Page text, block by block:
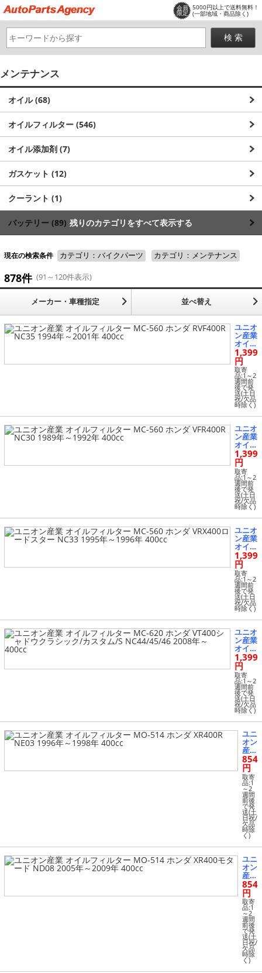
会員
限定
5000円以上で送料無料！
(一部地域・商品除く)
メンテナンス
オイル (68)
オイルフィルター (546)
オイル添加剤 (7)
ガスケット (12)
クーラント (1)
バッテリー (89)
その他 (142)
残りのカテゴリをすべて表示する
現在の検索条件 カテゴリ：バイクパーツ カテゴリ：メンテナンス
878件 (91～120件表示)
メーカー・車種指定 並べ替え
ユニオ
ン産業
オイル
フィル
ター
MC-56
0 ホン
ダ RVF
400R
NC35
1994
年～20
01年 4
00cc
1,399
円
取寄
品:1～2
週間前
後で発
送(土日
祝/欠品
時除く)
ユニオ
ン産業
オイル
フィル
ター
MC-56
0 ホン
ダ VFR
400R
NC30
1989
年～19
92年 4
00cc
1,399
円
取寄
品:1～2
週間前
後で発
送(土日
祝/欠品
時除く)
ユニオ
ン産業
オイル
フィル
ター
MC-56
0 ホン
ダ VR
X400
ロード
スター
NC33
1995
年～19
96年 4
00cc
1,399
円
取寄
品:1～2
週間前
後で発
送(土日
祝/欠品
時除く)
ユニオ
ン産業
オイル
フィル
ター
MC-62
0 ホン
ダ VT4
00シャ
ドウク
ラシッ
ク/カ
スタ
ム/S N
C44/4
5/46 2
008年
～ 400
cc
1,399
円
取寄
品:1～2
週間前
後で発
送(土日
祝/欠品
時除く)
ユニ
オン
産業
オイ
ルフ
ィル
ター
MO-
514
ホン
ダ X
R40
0R
NE0
3 19
96年
～19
98年
400
cc
854
円
取寄
品:1
～2
週間
前後
で発
送(土
日祝/
欠品
時除
く)
ユニ
オン
産業
オイ
ルフ
ィル
ター
MO-
514
ホン
ダ X
R40
0モ
ター
854
円
取寄
品:1
～2
週間
前後
で発
送(土
日祝/
欠品
時除
く)